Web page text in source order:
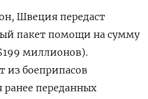
Швеция передаст
пакет помощи на сумму
миллионов).
из боеприпасов
ранее переданных